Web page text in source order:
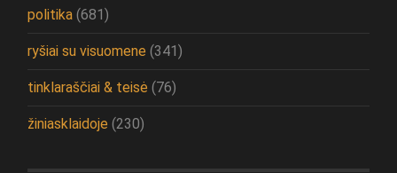
politika (681)
ryšiai su visuomene (341)
tinklaraščiai & teisė (76)
žiniasklaidoje (230)